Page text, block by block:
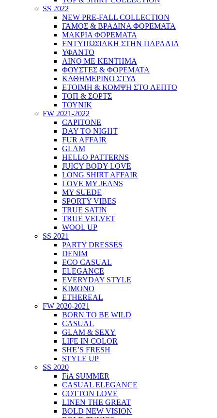
SS 2022
NEW PRE-FALL COLLECTION
ΓΑΜΟΣ & ΒΡΑΔΙΝΑ ΦΟΡΕΜΑΤΑ
ΜΑΚΡΙΑ ΦΟΡΕΜΑΤΑ
ΕΝΤΥΠΩΣΙΑΚΗ ΣΤΗΝ ΠΑΡΑΛΙΑ
ΥΦΑΝΤΟ
ΛΙΝΟ ΜΕ ΚΕΝΤΗΜΑ
ΦΟΥΣΤΕΣ & ΦΟΡΕΜΑΤΑ
ΚΑΘΗΜΕΡΙΝΟ ΣΤΥΛ
ΕΤΟΙΜΗ & ΚΟΜΨΗ ΣΤΟ ΛΕΠΤΟ
ΤΟΠ & ΣΟΡΤΣ
ΤΟΥΝΙΚ
FW 2021-2022
CAPITONE
DAY TO NIGHT
FUR AFFAIR
GLAM
HELLO PATTERNS
JUICY BODY LOVE
LONG SHIRT AFFAIR
LOVE MY JEANS
MY SUEDE
SPORTY VIBES
TRUE SATIN
TRUE VELVET
WOOL UP
SS 2021
PARTY DRESSES
DENIM
ECO CASUAL
ELEGANCE
EVERYDAY STYLE
KIMONO
ETHEREAL
FW 2020-2021
BORN TO BE WILD
CASUAL
GLAM & SEXY
LIFE IN COLOR
SHE’S FRESH
STYLE UP
SS 2020
FiA SUMMER
CASUAL ELEGANCE
COTTON LOVE
LINEN THE GREAT
BOLD NEW VISION